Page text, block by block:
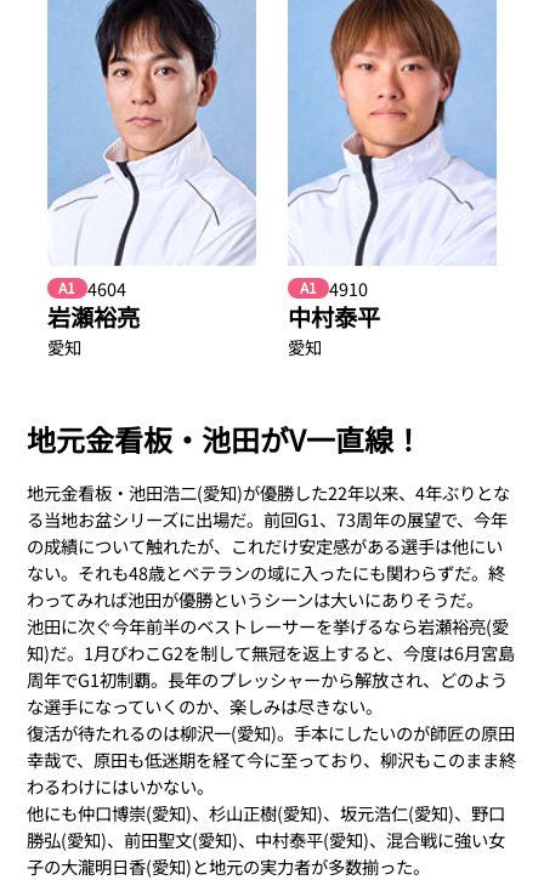
A1 4604
岩瀬裕亮
愛知
A1 4910
中村泰平
愛知
地元金看板・池田がV一直線！
地元金看板・池田浩二(愛知)が優勝した22年以来、4年ぶりとな
る当地お盆シリーズに出場だ。前回G1、73周年の展望で、今年
の成績について触れたが、これだけ安定感がある選手は他にい
ない。それも48歳とベテランの域に入ったにも関わらずだ。終
わってみれば池田が優勝というシーンは大いにありそうだ。
池田に次ぐ今年前半のベストレーサーを挙げるなら岩瀬裕亮(愛
知)だ。1月びわこG2を制して無冠を返上すると、今度は6月宮島
周年でG1初制覇。長年のプレッシャーから解放され、どのよう
な選手になっていくのか、楽しみは尽きない。
復活が待たれるのは柳沢一(愛知)。手本にしたいのが師匠の原田
幸哉で、原田も低迷期を経て今に至っており、柳沢もこのまま終
わるわけにはいかない。
他にも仲口博崇(愛知)、杉山正樹(愛知)、坂元浩仁(愛知)、野口
勝弘(愛知)、前田聖文(愛知)、中村泰平(愛知)、混合戦に強い女
子の大瀧明日香(愛知)と地元の実力者が多数揃った。